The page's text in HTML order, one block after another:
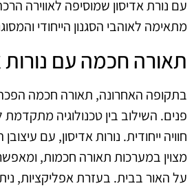
עם נורת אדיסון שמוסיפה לאווירה
מתאימה לאוהבי הסגנון הייחודי
תאורה חכמה עם נורות
בתקופה האחרונה, תאורה חכמה הפכה
פנים. השילוב בין טכנולוגיה מתקדמת
חוויה ייחודית. נורות אדיסון, עם
מצוין במערכות תאורה חכמות,
על האור בבית. בעזרת אפליקציות,